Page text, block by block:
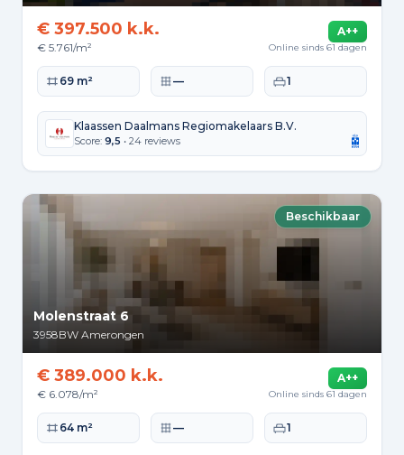
€ 397.500 k.k.
€ 5.761/m²
A++
Online sinds 61 dagen
Woonoppervlakte
69 m² Perceeloppervlakte
— Slaapkamers
1
Klaassen Daalmans Regiomakelaars B.V.
Score: 9,5 • 24 reviews
Beschikbaar
Molenstraat 6
3958BW Amerongen
€ 389.000 k.k.
€ 6.078/m²
A++
Online sinds 61 dagen
Woonoppervlakte
64 m² Perceeloppervlakte
— Slaapkamers
1